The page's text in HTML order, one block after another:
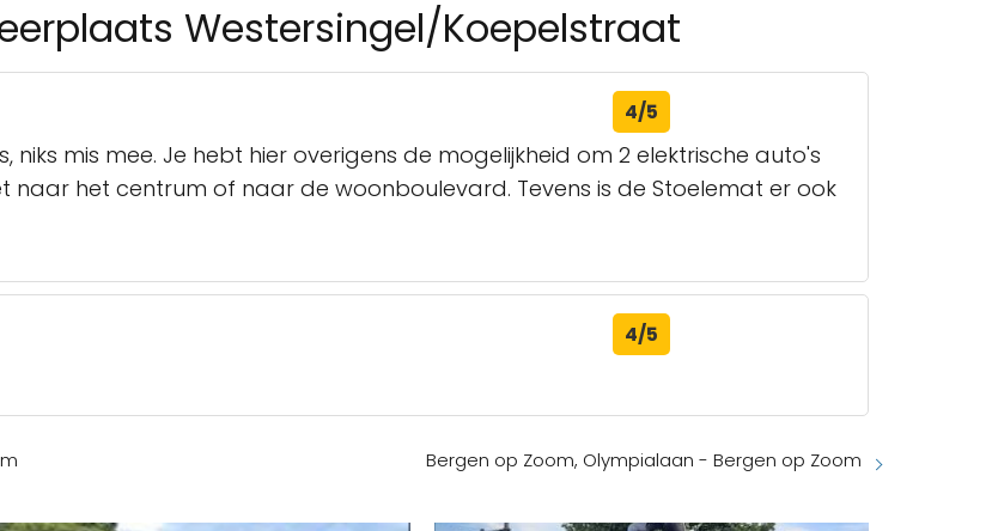
Westersingel/Koepelstraat
4/5
mis mee. Je hebt hier overigens de mogelijkheid om 2 elektrische auto's
naar het centrum of naar de woonboulevard. Tevens is de Stoelemat er ook
4/5
Bergen op Zoom, Olympialaan - Bergen op Zoom